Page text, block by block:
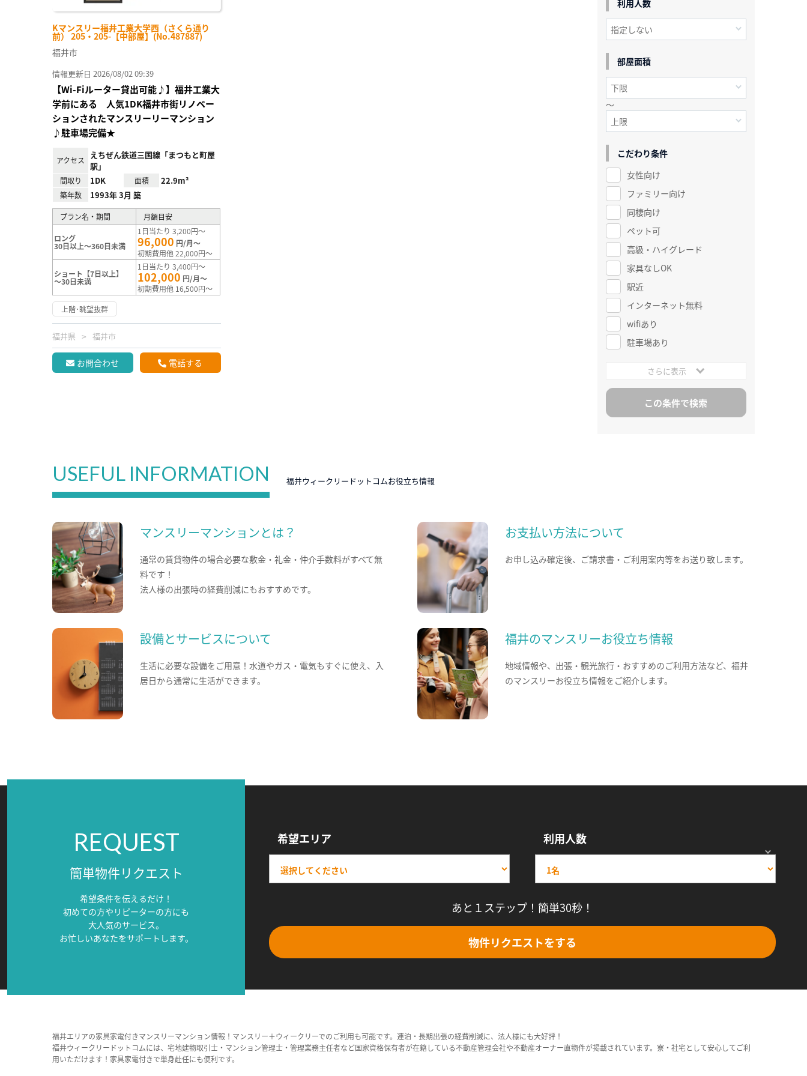
Kマンスリー福井工業大学西（さくら通り
前） 205・205-【中部屋】(No.487887)
福井市
情報更新日 2026/08/02 09:39
【Wi-Fiルーター貸出可能♪】福井工業大
学前にある 人気1DK福井市街リノベー
ションされたマンスリーリーマンション
♪駐車場完備★
アクセス
えちぜん鉄道三国線「まつもと町屋
駅」
間取り 1DK 面積 22.9m²
築年数 1993年 3月 築
プラン名・期間 月額目安
ロング
30日以上～360日未満
1日当たり 3,200円～
96,000 円/月～
初期費用他 22,000円～
ショート【7日以上】
～30日未満
1日当たり 3,400円～
102,000 円/月～
初期費用他 16,500円～
上階･眺望抜群
福井県 福井市
お問合わせ 電話する
利用人数
部屋面積
～
こだわり条件
女性向け
ファミリー向け
同棲向け
ペット可
高級・ハイグレード
家具なしOK
駅近
インターネット無料
wifiあり
駐車場あり
さらに表示
USEFUL INFORMATION 福井ウィークリードットコムお役立ち情報
マンスリーマンションとは？
通常の賃貸物件の場合必要な敷金・礼金・仲介手数料がすべて無
料です！
法人様の出張時の経費削減にもおすすめです。
お支払い方法について
お申し込み確定後、ご請求書・ご利用案内等をお送り致します。
設備とサービスについて
生活に必要な設備をご用意！水道やガス・電気もすぐに使え、入
居日から通常に生活ができます。
福井のマンスリーお役立ち情報
地域情報や、出張・観光旅行・おすすめのご利用方法など、福井
のマンスリーお役立ち情報をご紹介します。
REQUEST
簡単物件リクエスト
希望条件を伝えるだけ！
初めての方やリピーターの方にも
大人気のサービス。
お忙しいあなたをサポートします。
希望エリア 利用人数
あと１ステップ！簡単30秒！
物件リクエストをする
福井エリアの家具家電付きマンスリーマンション情報！マンスリー＋ウィークリーでのご利用も可能です。連泊・長期出張の経費削減に、法人様にも大好評！
福井ウィークリードットコムには、宅地建物取引士・マンション管理士・管理業務主任者など国家資格保有者が在籍している不動産管理会社や不動産オーナー直物件が掲載されています。寮・社宅として安心してご利
用いただけます！家具家電付きで単身赴任にも便利です。